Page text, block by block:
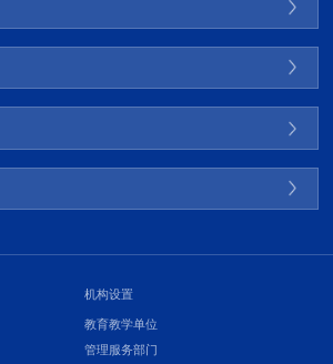
机构设置
教育教学单位
管理服务部门